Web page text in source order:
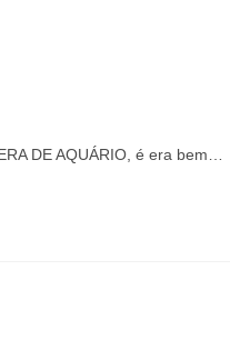
DE AQUÁRIO, é era bem…